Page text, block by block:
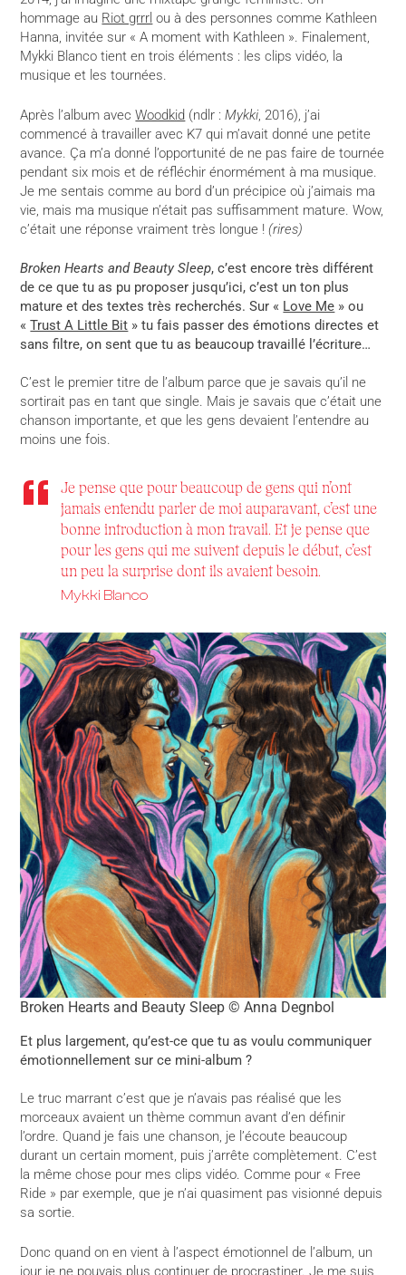
hommage au Riot grrrl ou à des personnes comme Kathleen
Hanna, invitée sur « A moment with Kathleen ». Finalement,
Mykki Blanco tient en trois éléments : les clips vidéo, la
musique et les tournées.
Après l’album avecWoodkid (ndlr :Mykki, 2016), j’ai
commencé à travailler avec K7 qui m’avait donné une petite
avance. Ça m’a donné l’opportunité de ne pas faire de tournée
pendant six mois et de réfléchir énormément à ma musique.
Je me sentais comme au bord d’un précipice où j’aimais ma
vie, mais ma musique n’était pas suffisamment mature. Wow,
c’était une réponse vraiment très longue ! (rires)
Broken Hearts and Beauty Sleep, c’est encore très différent
de ce que tu as pu proposer jusqu’ici, c’est un ton plus
mature et des textes très recherchés. Sur « Love Me » ou
«Trust A Little Bit » tu fais passer des émotions directes et
sans filtre, on sent que tu as beaucoup travaillé l’écriture…
C’est le premier titre de l’album parce que je savais qu’il ne
sortirait pas en tant que single. Mais je savais que c’était une
chanson importante, et que les gens devaient l’entendre au
moins une fois.
Je pense que pour beaucoup de gens qui n’ont
jamais entendu parler de moi auparavant, c’est une
bonne introduction à mon travail. Et je pense que
pour les gens qui me suivent depuis le début, c’est
un peu la surprise dont ils avaient besoin.
Mykki Blanco
Broken Hearts and Beauty Sleep © Anna Degnbol
Et plus largement, qu’est-ce que tu as voulu communiquer
émotionnellement sur ce mini-album ?
Le truc marrant c’est que je n’avais pas réalisé que les
morceaux avaient un thème commun avant d’en définir
l’ordre. Quand je fais une chanson, je l’écoute beaucoup
durant un certain moment, puis j’arrête complètement. C’est
la même chose pour mes clips vidéo. Comme pour « Free
Ride » par exemple, que je n’ai quasiment pas visionné depuis
sa sortie.
Donc quand on en vient à l’aspect émotionnel de l’album, un
jour je ne pouvais plus continuer de procrastiner. Je me suis